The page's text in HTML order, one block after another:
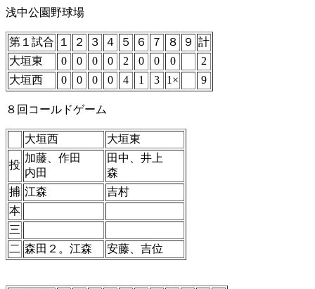
浅中公園野球場
第１試合 １ ２ ３ ４ ５ ６ ７ ８ ９ 計
大垣東
0 0 0 0 2 0 0 0
2
大垣西
0 0 0 0 4 1 3 1× 9
８回コールドゲーム
大垣西 大垣東
投
加藤、作田
内田
田中、井上
森
捕 江森
吉村
本
三
二 森田２。江森 安藤、吉位